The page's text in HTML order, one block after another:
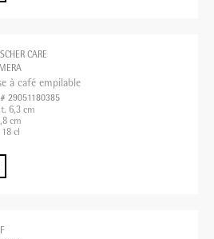
CARE
à café empilable
29051180385
6,3 cm
cm
cl